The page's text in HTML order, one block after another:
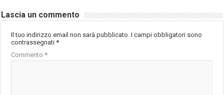
Lascia un commento
Il tuo indirizzo email non sarà pubblicato. I campi obbligatori sono
contrassegnati*
Commento*